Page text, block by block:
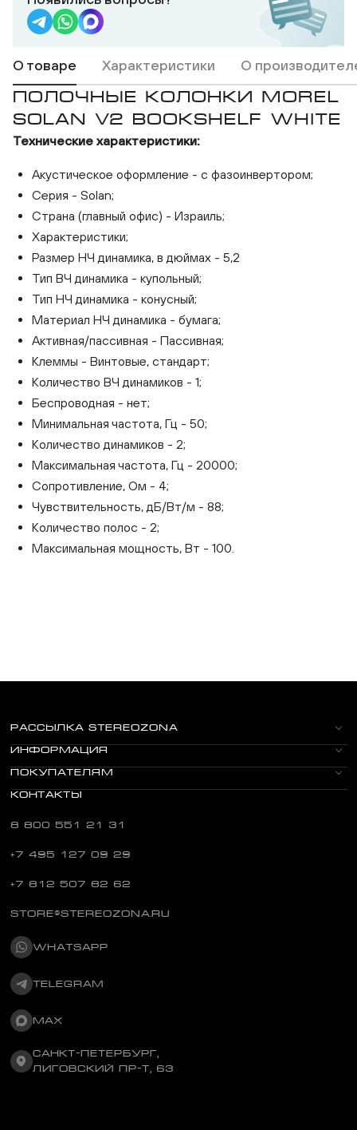
Morel Solan V2 Bookshelf White
О товаре Характеристики О
ПОЛОЧНЫЕ КОЛОНКИ MOREL
SOLAN V2 BOOKSHELF WHITE
Технические характеристики:
Акустическое оформление - с фазоинвертором;
Серия - Solan;
Страна (главный офис) - Израиль;
Характеристики;
Размер НЧ динамика, в дюймах - 5,2
Тип ВЧ динамика - купольный;
Тип НЧ динамика - конусный;
Материал НЧ динамика - бумага;
Активная/пассивная - Пассивная;
Клеммы - Винтовые, стандарт;
Количество ВЧ динамиков - 1;
Беспроводная - нет;
Минимальная частота, Гц - 50;
Количество динамиков - 2;
Максимальная частота, Гц - 20000;
Сопротивление, Ом - 4;
Чувствительность, дБ/Вт/м - 88;
Количество полос - 2;
Максимальная мощность, Вт - 100.
РАССЫЛКА STEREOZONA
ИНФОРМАЦИЯ
ПОКУПАТЕЛЯМ
КОНТАКТЫ
8 800 551 21 31
+7 495 127 09 29
+7 812 507 82 62
STORE@STEREOZONA.RU
WHATSAPP
TELEGRAM
MAX
САНКТ-ПЕТЕРБУРГ,
ЛИГОВСКИЙ ПР-Т, 63